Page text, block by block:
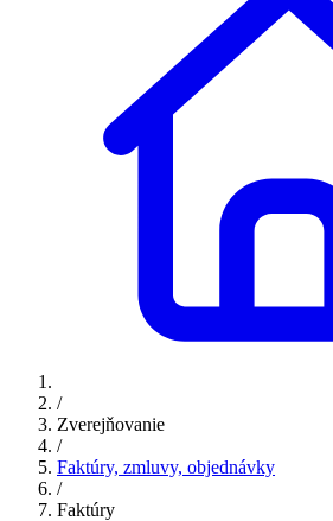
/
Zverejňovanie
/
Faktúry, zmluvy, objednávky
/
Faktúry